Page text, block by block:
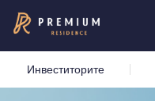
Инвеститорите